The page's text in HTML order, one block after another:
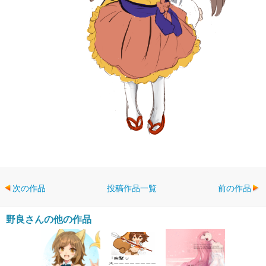
次の作品 投稿作品一覧 前の作品
野良さんの他の作品